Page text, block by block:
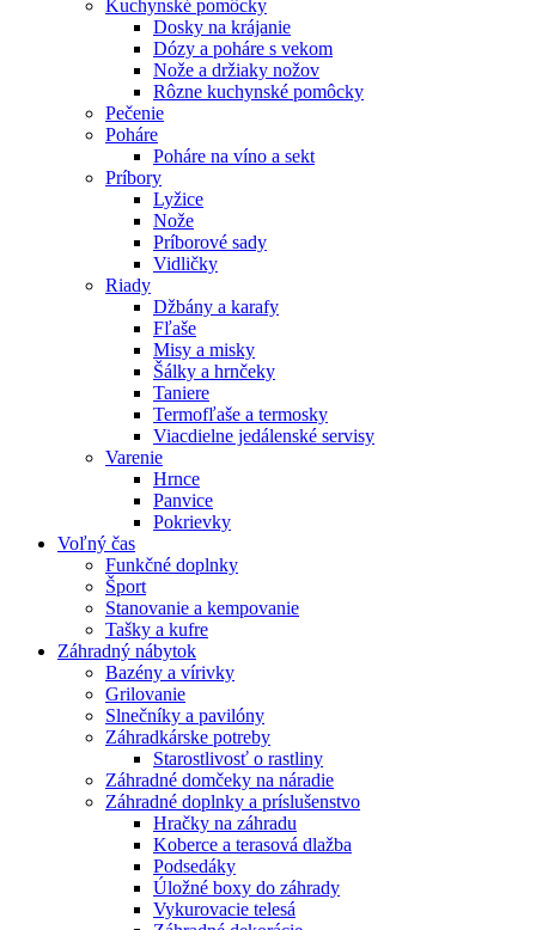
Kuchynské pomôcky
Dosky na krájanie
Dózy a poháre s vekom
Nože a držiaky nožov
Rôzne kuchynské pomôcky
Pečenie
Poháre
Poháre na víno a sekt
Príbory
Lyžice
Nože
Príborové sady
Vidličky
Riady
Džbány a karafy
Fľaše
Misy a misky
Šálky a hrnčeky
Taniere
Termofľaše a termosky
Viacdielne jedálenské servisy
Varenie
Hrnce
Panvice
Pokrievky
Voľný čas
Funkčné doplnky
Šport
Stanovanie a kempovanie
Tašky a kufre
Záhradný nábytok
Bazény a vírivky
Grilovanie
Slnečníky a pavilóny
Záhradkárske potreby
Starostlivosť o rastliny
Záhradné domčeky na náradie
Záhradné doplnky a príslušenstvo
Hračky na záhradu
Koberce a terasová dlažba
Podsedáky
Úložné boxy do záhrady
Vykurovacie telesá